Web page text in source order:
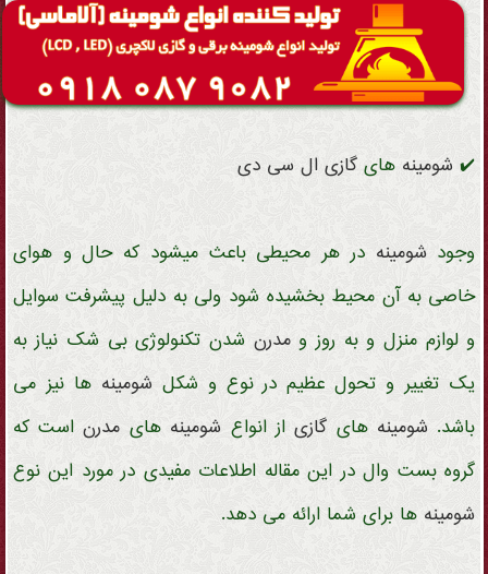
✔️ شومینه های گازی ال سی دی
وجودشومینه در هر محیطی باعث میشود که حال و هوای
خاصی به آن محیط بخشیده شود ولی به دلیل پیشرفت سوایل
و لوازم منزل و به روز ومدرن شدن تکنولوژی بی شک نیاز به
یک تغییر و تحول عظیم در نوع و شکل شومینه ها نیز می
باشد. شومینه های گازیازانواع شومینه های مدرن است که
گروه بست وال در این مقاله اطلاعات مفیدی در مورد این نوع
شومینه ها برای شما ارائه می دهد.